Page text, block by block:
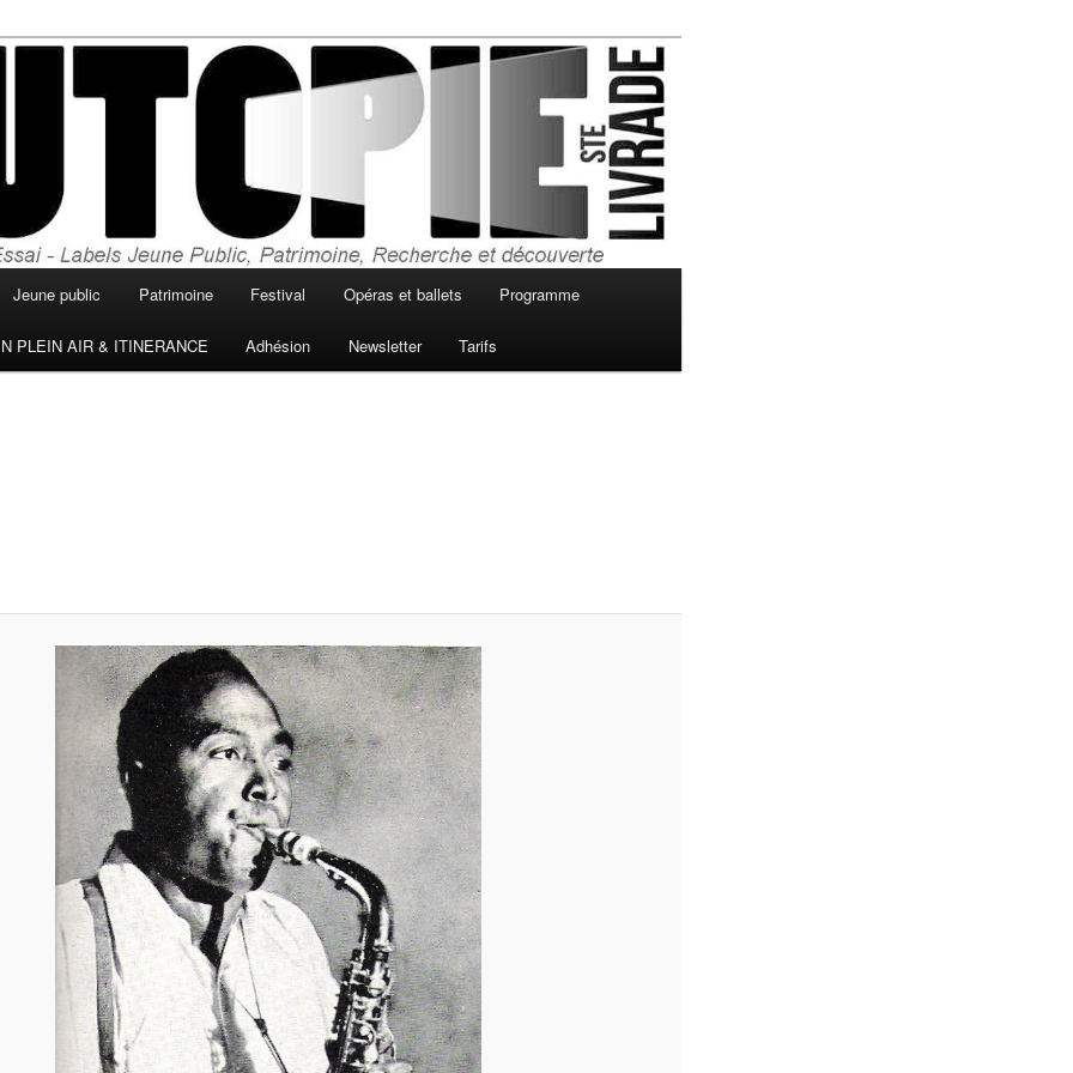
horaires, cinéma en plein air, séances du
de Sainte Livrade sur Lot
Jeune public Patrimoine Festival Opéras et ballets Programme
PLEIN AIR & ITINERANCE Adhésion Newsletter Tarifs